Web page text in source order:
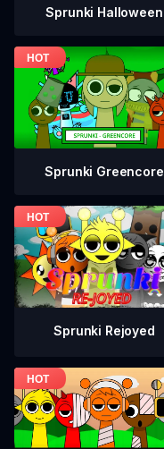
Sprunki Halloween
Sprunki Greencore
Sprunki Rejoyed